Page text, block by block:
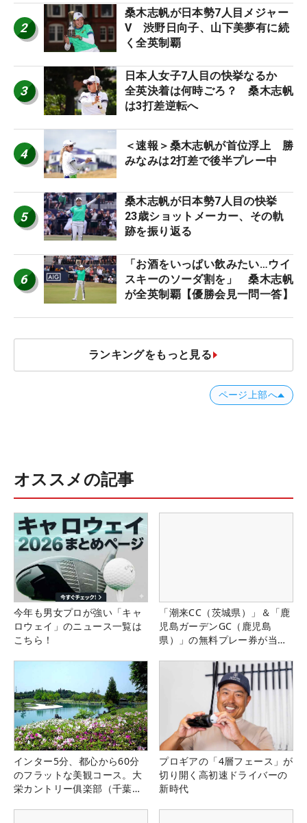
2
桑木志帆が日本勢7人目メジャー
V 渋野日向子、山下美夢有に続
く全英制覇
3
日本人女子7人目の快挙なるか
全英決着は何時ごろ？ 桑木志帆
は3打差逆転へ
4
＜速報＞桑木志帆が首位浮上 勝
みなみは2打差で後半プレー中
5
桑木志帆が日本勢7人目の快挙
23歳ショットメーカー、その軌
跡を振り返る
6
「お酒をいっぱい飲みたい…ウイ
スキーのソーダ割を」 桑木志帆
が全英制覇【優勝会見一問一答】
ランキングをもっと見る
ページ上部へ
オススメの記事
今年も男女プロが強い「キャ
ロウェイ」のニュース一覧は
こちら！
「潮来CC（茨城県）」＆「鹿
児島ガーデンGC（鹿児島
県）」の無料プレー券が当た
インター5分、都心から60分
のフラットな美観コース。大
栄カントリー俱楽部（千葉
プロギアの「4層フェース」が
切り開く高初速ドライバーの
新時代